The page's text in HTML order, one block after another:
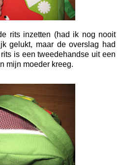
rits inzetten (had ik nog nooit
gelukt, maar de overslag had
is een tweedehandse uit een
mijn moeder kreeg.